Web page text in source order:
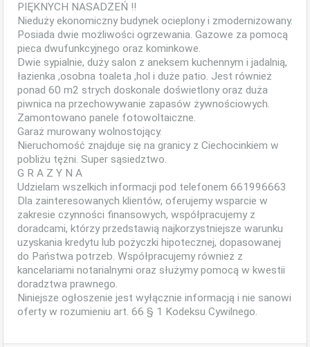
PIĘKNYCH NASADZEŃ !!
Nieduży ekonomiczny budynek ocieplony i zmodernizowany.
Posiada dwie możliwości ogrzewania. Gazowe za pomocą
pieca dwufunkcyjnego oraz kominkowe.
Dwie sypialnie, duży salon z aneksem kuchennym i jadalnią,
łazienka ,osobna toaleta ,hol i duże patio. Jest również
ponad 60 m2 strych doskonale doświetlony oraz duża
piwnica na przechowywanie zapasów żywnościowych.
Zamontowano panele fotowoltaiczne.
Garaż murowany wolnostojący.
Nieruchomość znajduje się na granicy z Ciechocinkiem w
pobliżu tężni. Super sąsiedztwo.
G R A Z Y N A
Udzielam wszelkich informacji pod telefonem 661996663
Dla zainteresowanych klientów, oferujemy wsparcie w
zakresie czynności finansowych, współpracujemy z
doradcami, którzy przedstawią najkorzystniejsze warunku
uzyskania kredytu lub pożyczki hipotecznej, dopasowanej
do Państwa potrzeb. Współpracujemy również z
kancelariami notarialnymi oraz służymy pomocą w kwestii
doradztwa prawnego.
Niniejsze ogłoszenie jest wyłącznie informacją i nie sanowi
oferty w rozumieniu art. 66 § 1 Kodeksu Cywilnego.